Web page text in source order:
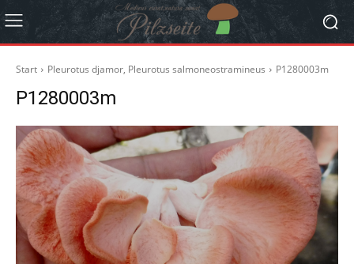
Start Pleurotus djamor, Pleurotus salmoneostramineus P1280003m
P1280003m